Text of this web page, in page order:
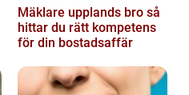
Mäklare upplands bro så
hittar du rätt kompetens
för din bostadsaffär